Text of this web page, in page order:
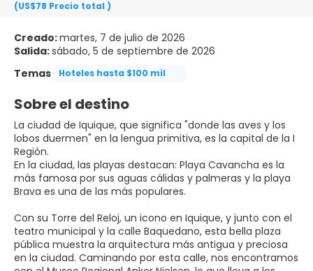
(US$78 Precio total )
Creado:martes, 7 de julio de 2026
Salida:sábado, 5 de septiembre de 2026
Temas
Hoteles hasta $100 mil
Sobre el destino
La ciudad de Iquique, que significa "donde las aves y los
lobos duermen" en la lengua primitiva, es la capital de la I
Región.
En la ciudad, las playas destacan: Playa Cavancha es la
más famosa por sus aguas cálidas y palmeras y la playa
Brava es una de las más populares.
Con su Torre del Reloj, un icono en Iquique, y junto con el
teatro municipal y la calle Baquedano, esta bella plaza
pública muestra la arquitectura más antigua y preciosa
en la ciudad. Caminando por esta calle, nos encontramos